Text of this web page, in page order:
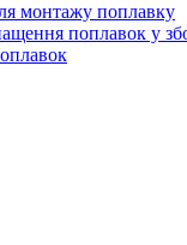
монтажу поплавку
поплавок у